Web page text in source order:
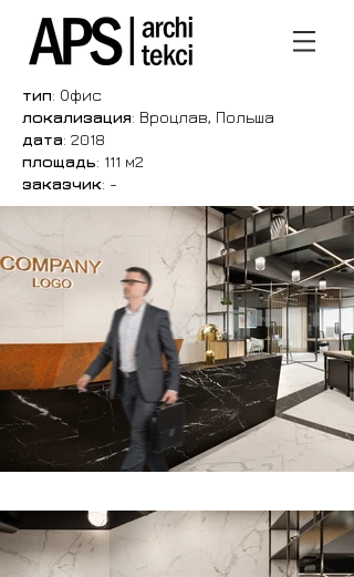
тип: Офис
локализация: Вроцлав, Польша
дата: 2018
площадь: 111 м2
заказчик: -